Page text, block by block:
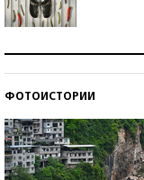
ФОТОИСТОРИИ